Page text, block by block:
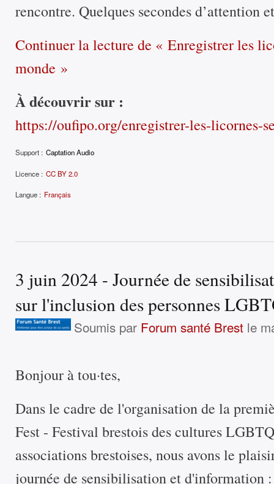
rencontre. Quelques secondes d’attention
Continuer la lecture de « Enregistrer les
monde »
À découvrir sur :
https://oufipo.org/enregistrer-les-licornes-
Support : Captation Audio
Licence : CC BY 2.0
Langue : Français
3 juin 2024 - Journée de
sur l'inclusion des personnes
Soumis par Forum santé Brestle
Bonjour à tou·tes,
Dans le cadre de l'organisation de la
Fest - Festival brestois des cultures
associations brestoises, nous avons le
journée de sensibilisation et d'information :